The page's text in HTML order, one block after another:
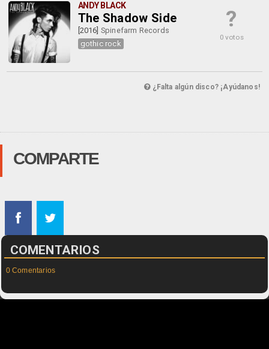
ANDY BLACK
The Shadow Side
[2016] Spinefarm Records
gothic rock
?
0 votos
¿Falta algún disco? ¡Ayúdanos!
COMPARTE
COMENTARIOS
0 Comentarios